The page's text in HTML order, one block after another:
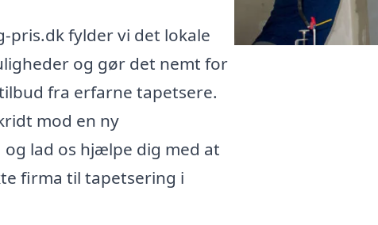
pris.dk fylder vi det lokale
og gør det nemt for
fra erfarne tapetsere.
mod en ny
lad os hjælpe dig med at
firma til tapetsering i